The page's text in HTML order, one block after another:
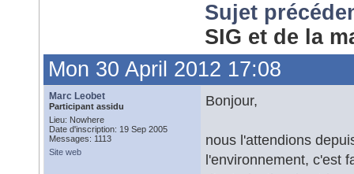
Sujet
SIG et de la
Mon 30 April 2012 17:08
Marc Leobet
Participant assidu
Lieu: Nowhere
Date d'inscription: 19 Sep 2005
Messages: 1113
Site web
Bonjour,
nous l'attendions
l'environnement, c'est